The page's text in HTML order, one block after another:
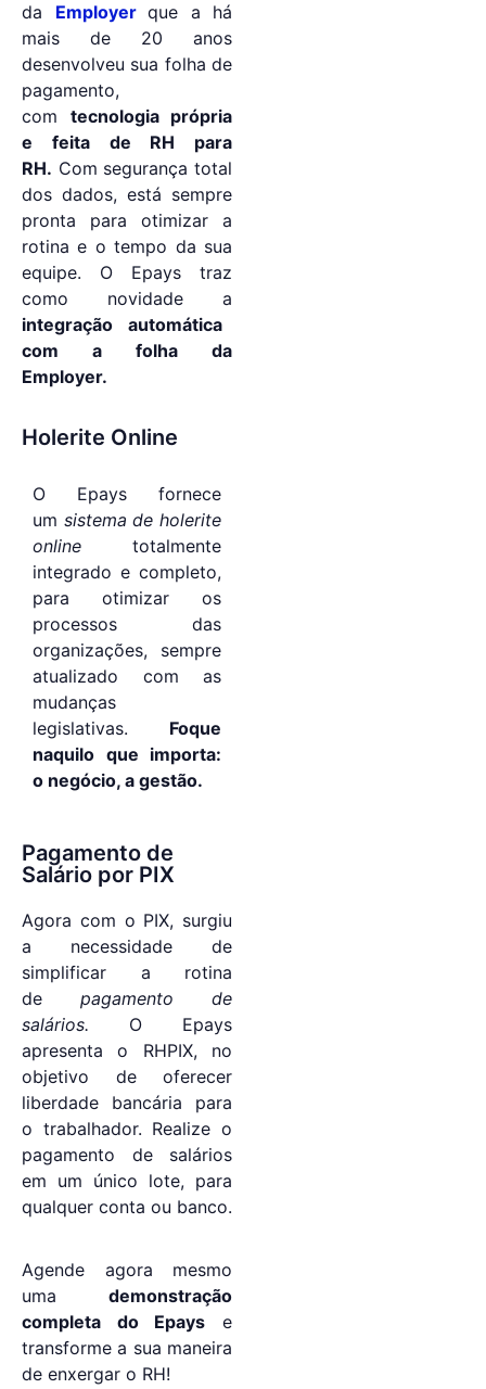
da Employer que a há
mais de 20 anos
desenvolveu sua folha de
pagamento,
com tecnologia própria
e feita de RH para
RH. Com segurança total
dos dados, está sempre
pronta para otimizar a
rotina e o tempo da sua
equipe. O Epays traz
como novidade a
integração automática
com a folha da
Employer.
Holerite Online
O Epays fornece
um sistema de holerite
online totalmente
integrado e completo,
para otimizar os
processos das
organizações, sempre
atualizado com as
mudanças
legislativas. Foque
naquilo que importa:
o negócio, a gestão.
Pagamento de
Salário por PIX
Agora com o PIX, surgiu
a necessidade de
simplificar a rotina
de pagamento de
salários. O Epays
apresenta o RHPIX, no
objetivo de oferecer
liberdade bancária para
o trabalhador. Realize o
pagamento de salários
em um único lote, para
qualquer conta ou banco.
Agende agora mesmo
uma demonstração
completa do Epays e
transforme a sua maneira
de enxergar o RH!